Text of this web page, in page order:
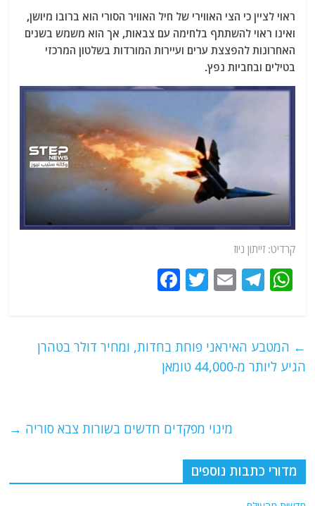
ראוי לציין כי הצי האווירי של חיל האוויר הסורי הוא ברובו מיושן,
ואינו ראוי להשתתף בלחימה עם צבאות, אך הוא משמש בשנים
האחרונות להפצצת ערים ועיירות המורדות בשלטון המרכזי
בטילים ובחביות נפץ.
קרדיט: זייתון ניוז
W
s
A
T
g
ra
E
l
T
er
e
k
← המטבע האיראני פוחת בחדות, ומחיר דולר בטהרן
הגיע ליותר מ-44,000 טומאן
מינוי מפקדים חדשים בשורות צבא סוריה →
מדורי כתבות נוספים